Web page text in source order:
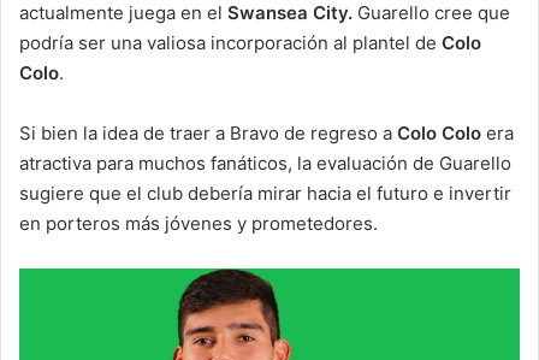
actualmente juega en el Swansea City. Guarello cree que
podría ser una valiosa incorporación al plantel de Colo
Colo.
Si bien la idea de traer a Bravo de regreso a Colo Colo era
atractiva para muchos fanáticos, la evaluación de Guarello
sugiere que el club debería mirar hacia el futuro e invertir
en porteros más jóvenes y prometedores.